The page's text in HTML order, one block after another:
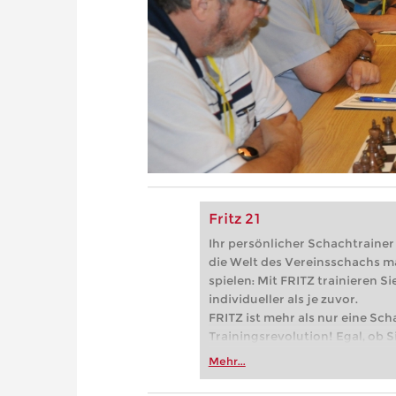
Fritz 21
Ihr persönlicher
die Welt des Vereinsschachs
spielen: Mit FRITZ trainieren
individueller als je zuvor.
FRITZ ist mehr als nur eine
Trainingsrevolution! Egal, ob
Vereinsschachs machen oder
zuvor.
Mehr...